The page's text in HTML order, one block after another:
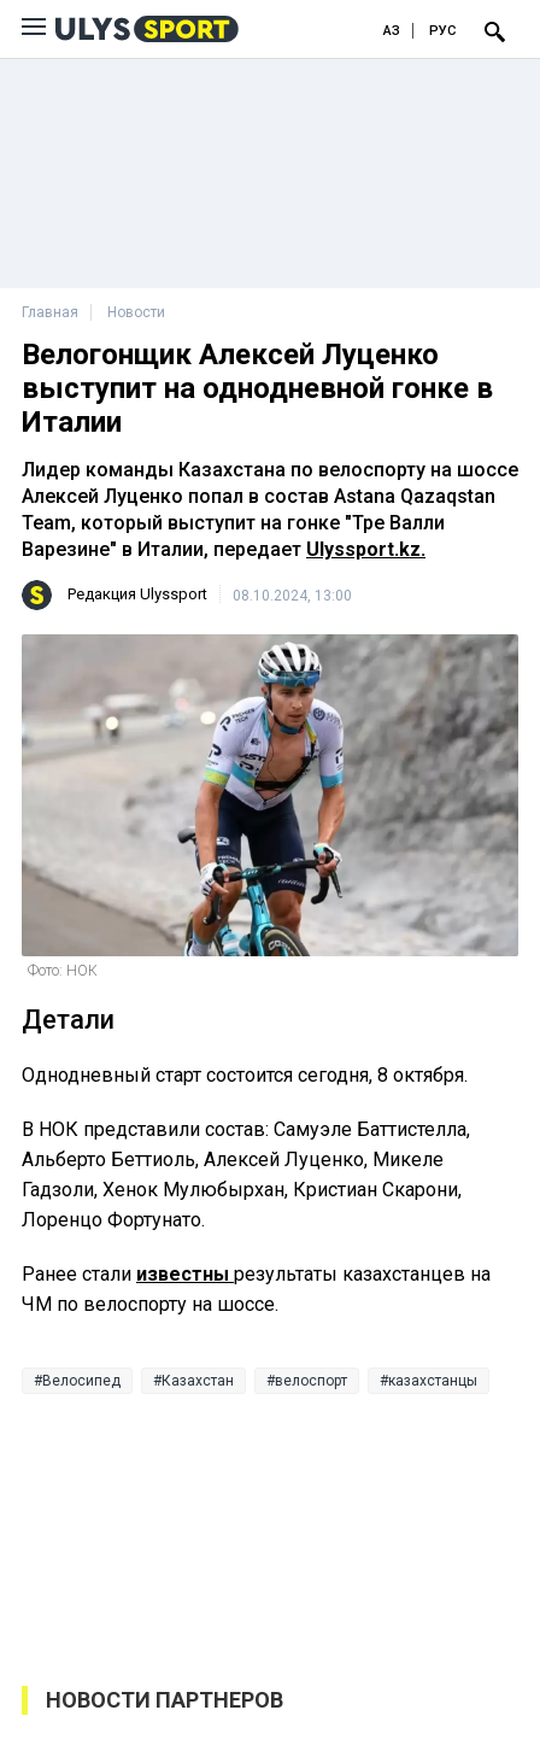
ҚАЗ РУС
Главная Новости
Велогонщик Алексей Луценко
выступит на однодневной гонке в
Италии
Лидер команды Казахстана по велоспорту на шоссе
Алексей Луценко попал в состав Astana Qazaqstan
Team, который выступит на гонке "Тре Валли
Варезине" в Италии, передает Ulyssport.kz.
Редакция Ulyssport 08.10.2024, 13:00
Фото: НОК
Детали
Однодневный старт состоится сегодня, 8 октября.
В НОК представили состав: Самуэле Баттистелла,
Альберто Беттиоль, Алексей Луценко, Микеле
Гадзоли, Хенок Мулюбырхан, Кристиан Скарони,
Лоренцо Фортунато.
Ранее стали известны результаты казахстанцев на
ЧМ по велоспорту на шоссе.
Велосипед Казахстан велоспорт казахстанцы
НОВОСТИ ПАРТНЕРОВ